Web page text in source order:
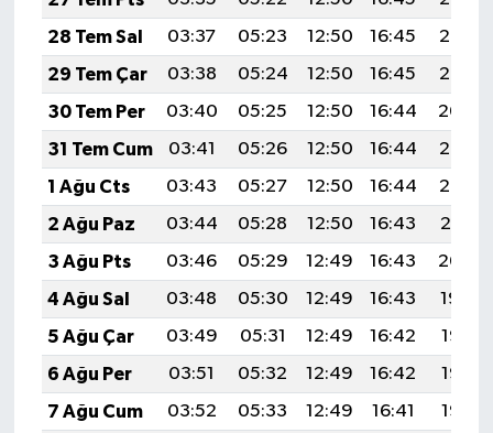
28 Tem Sal
03:37 05:23 12:50 16:45
20:06
29 Tem Çar
03:38 05:24 12:50 16:45
20:05
30 Tem Per
03:40 05:25 12:50 16:44
20:04
31 Tem Cum
03:41 05:26 12:50 16:44
20:03
1 Ağu Cts
03:43 05:27 12:50 16:44
20:02
2 Ağu Paz
03:44 05:28 12:50 16:43
20:01
3 Ağu Pts
03:46 05:29 12:49 16:43
20:00
4 Ağu Sal
03:48 05:30 12:49 16:43
19:59
5 Ağu Çar
03:49 05:31 12:49 16:42
19:58
6 Ağu Per
03:51 05:32 12:49 16:42
19:56
7 Ağu Cum
03:52 05:33 12:49 16:41
19:55